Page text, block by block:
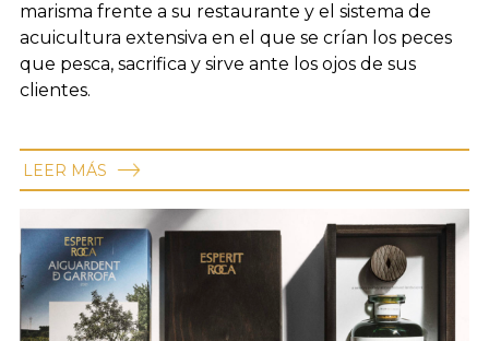
marisma frente a su restaurante y el sistema de
acuicultura extensiva en el que se crían los peces
que pesca, sacrifica y sirve ante los ojos de sus
clientes.
LEER MÁS